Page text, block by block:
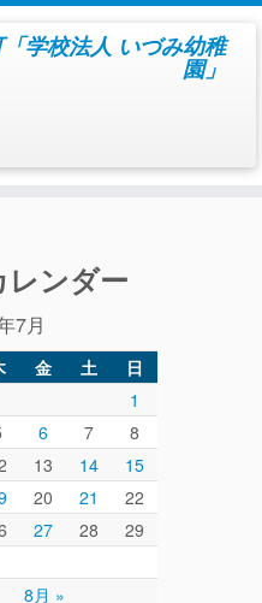
学校法人 いづみ幼稚
園」
ンダー
7月
金 土 日
8月 »
1
6 7
8
13 14
15
20 21
22
27 28
29